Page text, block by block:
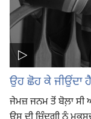
ਉਹ ਛੋਹ ਕੇ ਜੀਉਂਦਾ ਹੈ
ਜੇਮਜ਼ ਜਨਮ ਤੋਂ ਬੋਲ਼ਾ ਸੀ